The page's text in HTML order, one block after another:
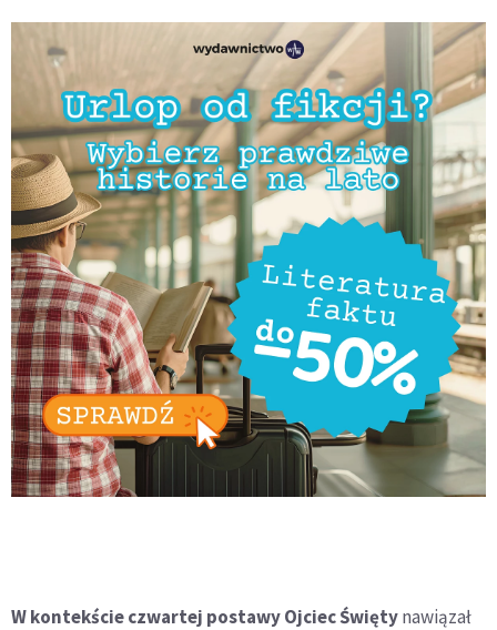
W kontekście czwartej postawy Ojciec Świętynawiązał